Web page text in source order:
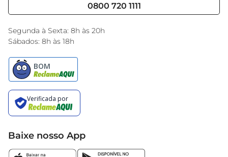
Black Friday
Encarte do Dia
0800 720 1111
Segunda à Sexta: 8h às 20h
Sábados: 8h às 18h
Baixe nosso App